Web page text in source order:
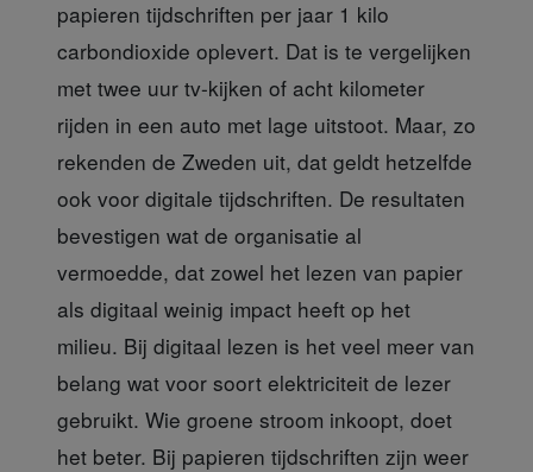
papieren tijdschriften per jaar 1 kilo
carbondioxide oplevert. Dat is te vergelijken
met twee uur tv-kijken of acht kilometer
rijden in een auto met lage uitstoot. Maar, zo
rekenden de Zweden uit, dat geldt hetzelfde
ook voor digitale tijdschriften. De resultaten
bevestigen wat de organisatie al
vermoedde, dat zowel het lezen van papier
als digitaal weinig impact heeft op het
milieu. Bij digitaal lezen is het veel meer van
belang wat voor soort elektriciteit de lezer
gebruikt. Wie groene stroom inkoopt, doet
het beter. Bij papieren tijdschriften zijn weer